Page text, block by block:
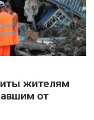
жителям
от